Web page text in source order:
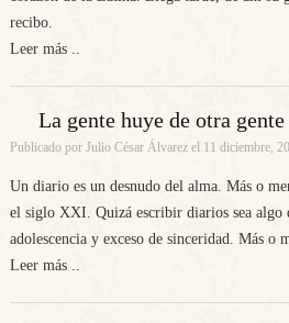
recibo.
Leer más ..
La gente huye de otra gente
Publicado por Julio César Álvarezel 11 diciembre,
Un diario es un desnudo del alma. Más o
el siglo XXI. Quizá escribir diarios sea algo
adolescencia y exceso de sinceridad. Más o
Leer más ..